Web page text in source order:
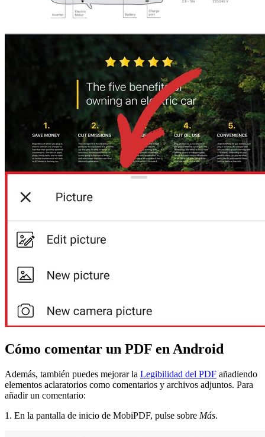
Cómo comentar un PDF en Android
Además, también puedes mejorar la Legibilidad del PDF añadiendo
elementos aclaratorios como comentarios y archivos adjuntos. Para
añadir un comentario:
1. En la pantalla de inicio de MobiPDF, pulse sobre Más.